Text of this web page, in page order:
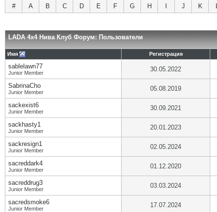
# A B C D E F G H J K
LADA 4x4 Нива Клуб Форум: Пользователи
Имя Регистрация
sablelawn77
Junior Member 30.05.2022
SabrinaCho
Junior Member 05.08.2019
sackexist6
Junior Member 30.09.2021
sackhasty1
Junior Member 20.01.2023
sackresign1
Junior Member 02.05.2024
sacreddark4
Junior Member 01.12.2020
sacreddrug3
Junior Member 03.03.2024
sacredsmoke6
Junior Member 17.07.2024